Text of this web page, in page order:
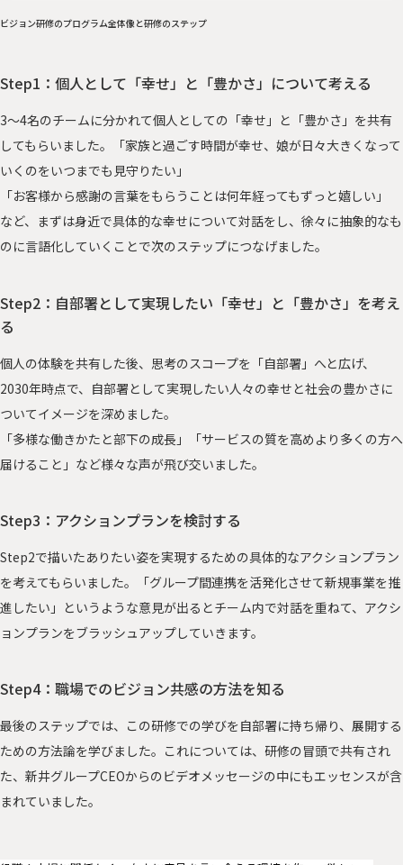
ビジョン研修のプログラム全体像と研修のステップ
Step1：個人として「幸せ」と「豊かさ」について考える
3～4名のチームに分かれて個人としての「幸せ」と「豊かさ」を共有
してもらいました。「家族と過ごす時間が幸せ、娘が日々大きくなって
いくのをいつまでも見守りたい」
「お客様から感謝の言葉をもらうことは何年経ってもずっと嬉しい」
など、まずは身近で具体的な幸せについて対話をし、徐々に抽象的なも
のに言語化していくことで次のステップにつなげました。
Step2：自部署として実現したい「幸せ」と「豊かさ」を考え
る
個人の体験を共有した後、思考のスコープを「自部署」へと広げ、
2030年時点で、自部署として実現したい人々の幸せと社会の豊かさに
ついてイメージを深めました。
「多様な働きかたと部下の成長」「サービスの質を高めより多くの方へ
届けること」など様々な声が飛び交いました。
Step3：アクションプランを検討する
Step2で描いたありたい姿を実現するための具体的なアクションプラン
を考えてもらいました。「グループ間連携を活発化させて新規事業を推
進したい」というような意見が出るとチーム内で対話を重ねて、アクシ
ョンプランをブラッシュアップしていきます。
Step4：職場でのビジョン共感の方法を知る
最後のステップでは、この研修での学びを自部署に持ち帰り、展開する
ための方法論を学びました。これについては、研修の冒頭で共有され
た、新井グループCEOからのビデオメッセージの中にもエッセンスが含
まれていました。